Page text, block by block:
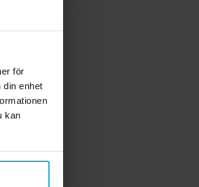
för
din enhet
kan